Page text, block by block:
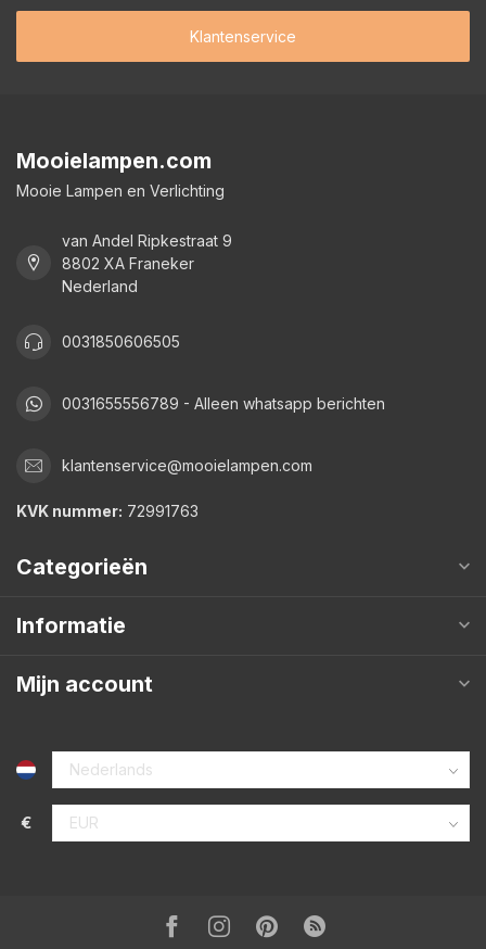
Klantenservice
Mooielampen.com
Mooie Lampen en Verlichting
van Andel Ripkestraat 9
8802 XA Franeker
Nederland
0031850606505
0031655556789 - Alleen whatsapp berichten
klantenservice@mooielampen.com
KVK nummer: 72991763
Categorieën
Informatie
Mijn account
€